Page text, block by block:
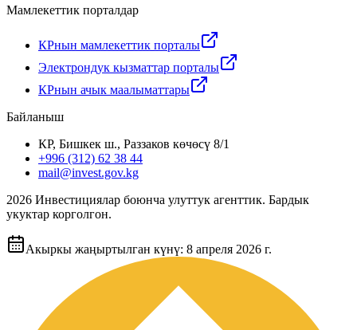
Мамлекеттик порталдар
КРнын мамлекеттик порталы
Электрондук кызматтар порталы
КРнын ачык маалыматтары
Байланыш
КР, Бишкек ш., Раззаков көчөсү 8/1
+996 (312) 62 38 44
mail@invest.gov.kg
2026 Инвестициялар боюнча улуттук агенттик. Бардык
укуктар корголгон.
Акыркы жаңыртылган күнү: 8 апреля 2026 г.